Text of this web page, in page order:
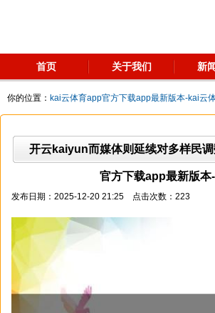
首页 关于我们 新
你的位置： kai云体育app官方下载app最新版本-kai云
开云kaiyun而媒体则延续对多样民
官方下载app最新版
发布日期：2025-12-20 21:25 点击次数：223